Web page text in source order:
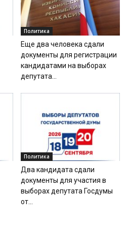
Политика
Еще два человека сдали
документы для регистрации
кандидатами на выборах
депутата...
Политика
Два кандидата сдали
документы для участия в
выборах депутата Госдумы
от...